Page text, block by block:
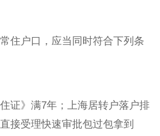
住户口，应当同时符合下列条
证》满7年；上海居转户落户排
接受理快速审批包过包拿到